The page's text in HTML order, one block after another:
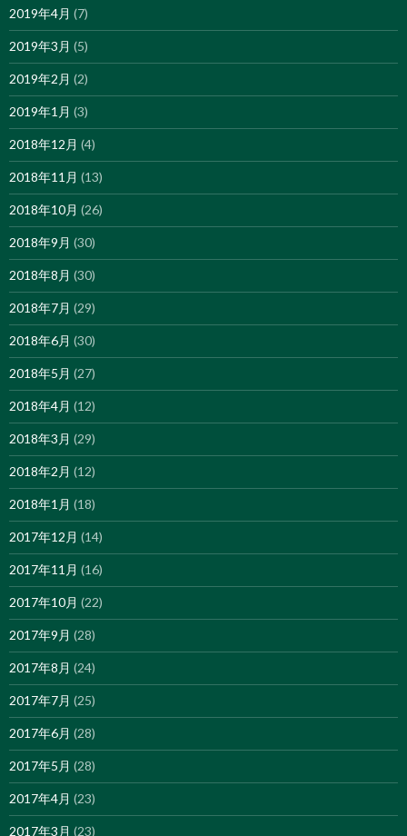
2019年4月 (7)
2019年3月 (5)
2019年2月 (2)
2019年1月 (3)
2018年12月 (4)
2018年11月 (13)
2018年10月 (26)
2018年9月 (30)
2018年8月 (30)
2018年7月 (29)
2018年6月 (30)
2018年5月 (27)
2018年4月 (12)
2018年3月 (29)
2018年2月 (12)
2018年1月 (18)
2017年12月 (14)
2017年11月 (16)
2017年10月 (22)
2017年9月 (28)
2017年8月 (24)
2017年7月 (25)
2017年6月 (28)
2017年5月 (28)
2017年4月 (23)
2017年3月 (23)